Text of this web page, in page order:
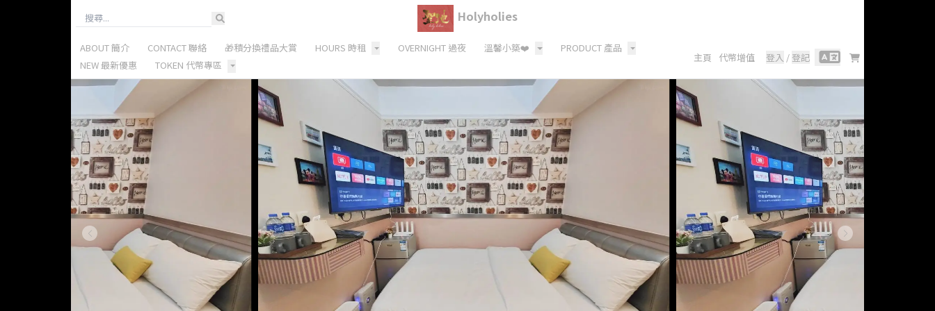
Holyholies
主頁 代幣增值 登入 / 登記
ABOUT 簡介 CONTACT 聯絡 🎁積分換禮品大賞 HOURS 時租 OVERNIGHT 過夜 溫馨小築❤️
PRODUCT 產品
NEW 最新優惠
TOKEN 代幣專區